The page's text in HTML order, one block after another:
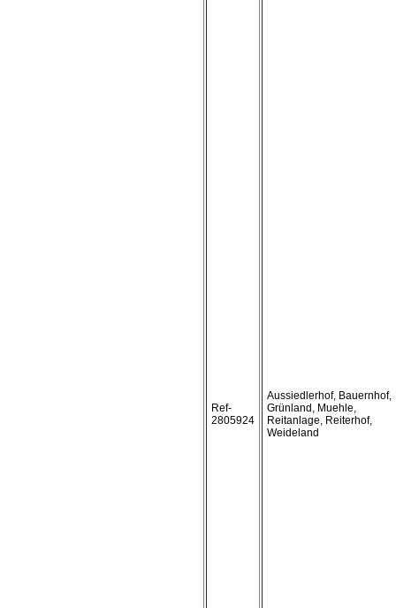
Ref-
2805924
Aussiedlerhof, Bauernhof,
Grünland, Muehle,
Reitanlage, Reiterhof,
Weideland